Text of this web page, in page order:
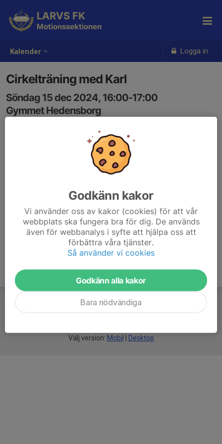
Kalender Logga in
LARVS FK
Motionssektionen
Cirkelträning med Karl
Söndag 15 dec 2024, 16:00-17:00
Gymmet Hedensborg
Välj version: Mobil Desktop
Godkänn kakor
Vi använder oss av kakor (cookies) för att vår
webbplats ska fungera bra för dig. De används
även för webbanalys i syfte att hjälpa oss att
förbättra våra tjänster.
Så använder vi cookies
Godkänn alla kakor
Bara nödvändiga